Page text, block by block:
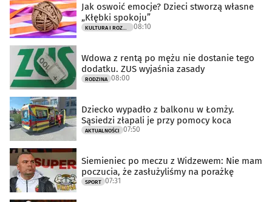
Jak oswoić emocje? Dzieci stworzą własne
„Kłębki spokoju”
08:10
Wdowa z rentą po mężu nie dostanie tego
dodatku. ZUS wyjaśnia zasady
RODZINA 08:00
Dziecko wypadło z balkonu w Łomży.
Sąsiedzi złapali je przy pomocy koca
AKTUALNOŚCI 07:50
Siemieniec po meczu z Widzewem: Nie mam
poczucia, że zasłużyliśmy na porażkę
SPORT 07:31